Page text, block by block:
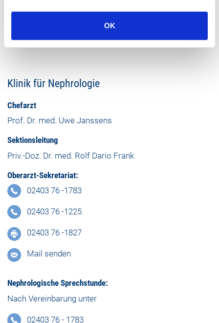
OK
Klinik für Nephrologie
Chefarzt
Prof. Dr. med. Uwe Janssens
Sektionsleitung
Priv.-Doz. Dr. med. Rolf Dario Frank
Oberarzt-Sekretariat:
02403 76 -1783
02403 76 -1225
02403 76 -1827
Mail senden
Nephrologische Sprechstunde:
Nach Vereinbarung unter
02403 76 - 1783